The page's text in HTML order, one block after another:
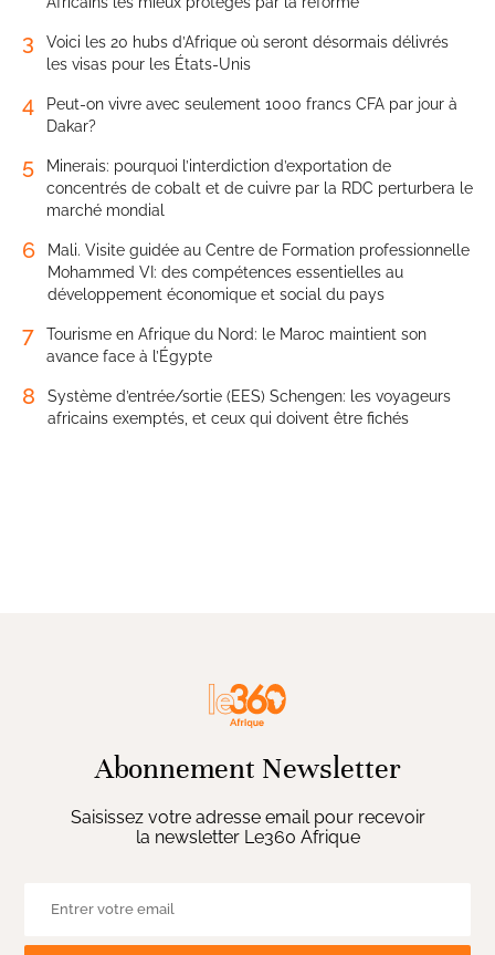
3
Voici les 20 hubs d’Afrique où seront désormais délivrés
les visas pour les États-Unis
4
Peut-on vivre avec seulement 1000 francs CFA par jour à
Dakar?
5
Minerais: pourquoi l’interdiction d’exportation de
concentrés de cobalt et de cuivre par la RDC perturbera le
marché mondial
6
Mali. Visite guidée au Centre de Formation professionnelle
Mohammed VI: des compétences essentielles au
développement économique et social du pays
7
Tourisme en Afrique du Nord: le Maroc maintient son
avance face à l’Égypte
8
Système d’entrée/sortie (EES) Schengen: les voyageurs
africains exemptés, et ceux qui doivent être fichés
Abonnement Newsletter
Saisissez votre adresse email pour recevoir
la newsletter Le360 Afrique